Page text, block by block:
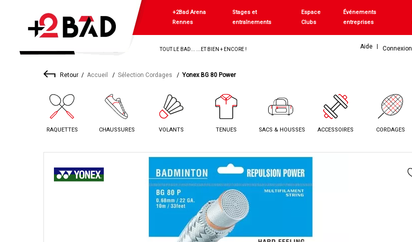
+2Bad Arena
Rennes
Stages et
entraînements
Espace
Clubs
Événements
entreprises
TOUT LE BAD... ...ET BIEN + ENCORE ! Aide Connexion
Retour Accueil Sélection Cordages Yonex BG 80 Power
RAQUETTES CHAUSSURES VOLANTS TENUES SACS & HOUSSES ACCESSOIRES CORDAGES